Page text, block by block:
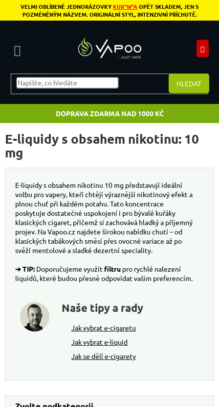
Přejít na obsah
VELMI OBLÍBENÉ JEDNORÁZOVKYKUR"W"AOPĚT SKLADEM, JEN S
POZMĚNĚNÝM NÁZVEM. ORIGINÁLNÍ STYL, INTENZIVNÍ PŘÍCHUTĚ.
HLEDAT
DOPRAVA ZDARMA NAD 1000 KČ
E-liquidy s obsahem nikotinu: 10
mg
E-liquidy s obsahem nikotinu 10 mg představují ideální
volbu pro vapery, kteří chtějí výraznější nikotinový efekt a
plnou chuť při každém potahu. Tato koncentrace
poskytuje dostatečné uspokojení i pro bývalé kuřáky
klasických cigaret, přičemž si zachovává hladký a příjemný
projev. Na Vapoo.cz najdete širokou nabídku chutí – od
klasických tabákových směsí přes ovocné variace až po
svěží mentolové a sladké dezertní speciality.
➔ TIP: Doporučujeme využít filtru pro rychlé nalezení
liquidů, které budou přesně odpovídat vašim preferencím.
Naše tipy a rady
Jak vybrat e-cigaretu
Jak vybrat e-liquid
Jak se dělí e-cigarety